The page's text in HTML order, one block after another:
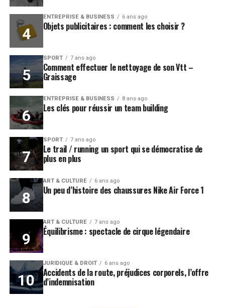
ENTREPRISE & BUSINESS 6 ans ago
Objets publicitaires : comment les choisir ?
SPORT 7 ans ago
Comment effectuer le nettoyage de son Vtt –
Graissage
ENTREPRISE & BUSINESS 8 ans ago
Les clés pour réussir un team building
SPORT 7 ans ago
Le trail / running un sport qui se démocratise de
plus en plus
ART & CULTURE 6 ans ago
Un peu d’histoire des chaussures Nike Air Force 1
ART & CULTURE 7 ans ago
Équilibrisme : spectacle de cirque légendaire
JURIDIQUE & DROIT 6 ans ago
Accidents de la route, préjudices corporels, l’offre
d’indemnisation